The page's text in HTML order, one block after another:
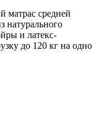
матрас средней
натурального
и латекс-
до 120 кг на одно